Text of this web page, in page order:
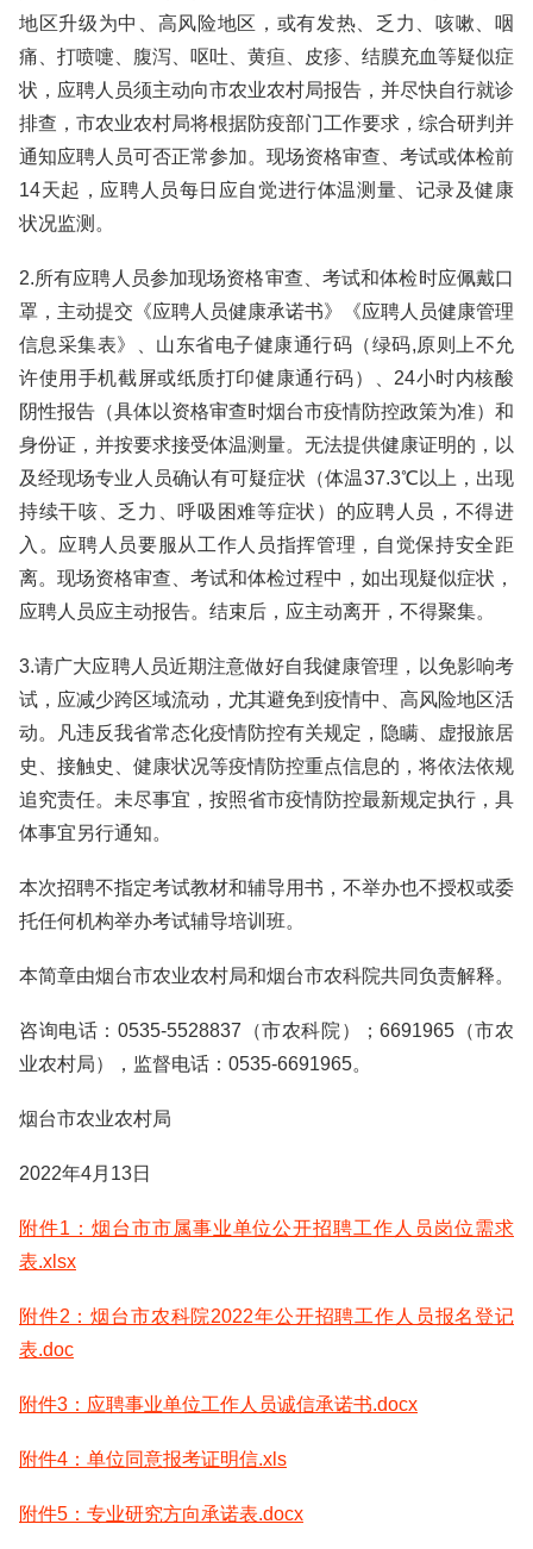
地区升级为中、高风险地区，或有发热、乏力、咳嗽、咽
痛、打喷嚏、腹泻、呕吐、黄疸、皮疹、结膜充血等疑似症
状，应聘人员须主动向市农业农村局报告，并尽快自行就诊
排查，市农业农村局将根据防疫部门工作要求，综合研判并
通知应聘人员可否正常参加。现场资格审查、考试或体检前
14天起，应聘人员每日应自觉进行体温测量、记录及健康
状况监测。
2.所有应聘人员参加现场资格审查、考试和体检时应佩戴口
罩，主动提交《应聘人员健康承诺书》《应聘人员健康管理
信息采集表》、山东省电子健康通行码（绿码,原则上不允
许使用手机截屏或纸质打印健康通行码）、24小时内核酸
阴性报告（具体以资格审查时烟台市疫情防控政策为准）和
身份证，并按要求接受体温测量。无法提供健康证明的，以
及经现场专业人员确认有可疑症状（体温37.3℃以上，出现
持续干咳、乏力、呼吸困难等症状）的应聘人员，不得进
入。应聘人员要服从工作人员指挥管理，自觉保持安全距
离。现场资格审查、考试和体检过程中，如出现疑似症状，
应聘人员应主动报告。结束后，应主动离开，不得聚集。
3.请广大应聘人员近期注意做好自我健康管理，以免影响考
试，应减少跨区域流动，尤其避免到疫情中、高风险地区活
动。凡违反我省常态化疫情防控有关规定，隐瞒、虚报旅居
史、接触史、健康状况等疫情防控重点信息的，将依法依规
追究责任。未尽事宜，按照省市疫情防控最新规定执行，具
体事宜另行通知。
本次招聘不指定考试教材和辅导用书，不举办也不授权或委
托任何机构举办考试辅导培训班。
本简章由烟台市农业农村局和烟台市农科院共同负责解释。
咨询电话：0535-5528837（市农科院）；6691965（市农
业农村局），监督电话：0535-6691965。
烟台市农业农村局
2022年4月13日
附件1：烟台市市属事业单位公开招聘工作人员岗位需求
表.xlsx
附件2：烟台市农科院2022年公开招聘工作人员报名登记
表.doc
附件3：应聘事业单位工作人员诚信承诺书.docx
附件4：单位同意报考证明信.xls
附件5：专业研究方向承诺表.docx